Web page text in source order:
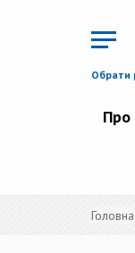
Обрати
Про
Головна